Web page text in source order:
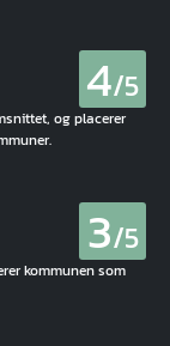
4/5
og placerer
3/5
kommunen som